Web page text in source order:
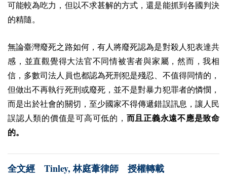
可能較為吃力，但以不求甚解的方式，還是能抓到各國判決
的精隨。
無論臺灣廢死之路如何，有人將廢死認為是對殺人犯表達共
感，並直觀覺得大法官不同情被害者與家屬，然而，我相
信，多數司法人員也都認為死刑犯是殘忍、不值得同情的，
但做出不再執行死刑或廢死，並不是對暴力犯罪者的憐憫，
而是出於社會的關切，至少國家不得傳遞錯誤訊息，讓人民
誤認人類的價值是可高可低的， 而且正義永遠不應是致命
的。
全文經 Tinley, 林庭葦律師 授權轉載